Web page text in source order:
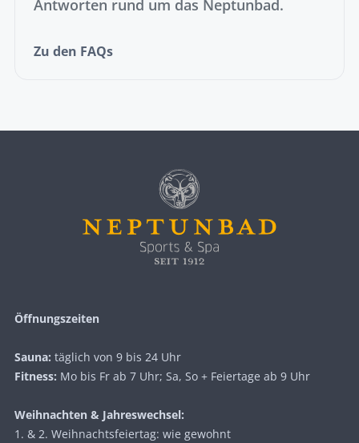
Antworten rund um das Neptunbad.
Zu den FAQs
Öffnungszeiten
Sauna: täglich von 9 bis 24 Uhr
Fitness: Mo bis Fr ab 7 Uhr; Sa, So + Feiertage ab 9 Uhr
Weihnachten & Jahreswechsel:
1. & 2. Weihnachtsfeiertag: wie gewohnt